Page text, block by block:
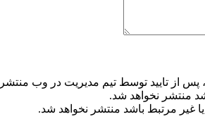
از تایید توسط تیم مدیریت در وب
منتشر نخواهد شد.
غیر مرتبط باشد منتشر نخواهد شد.